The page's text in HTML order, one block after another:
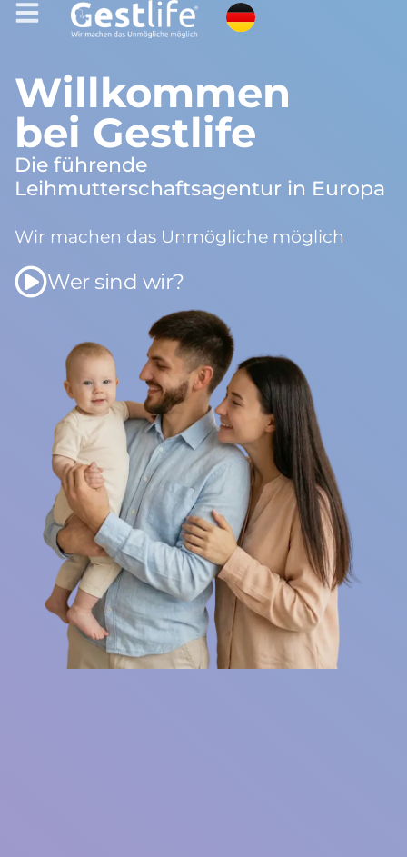
Willkommen
bei Gestlife
Die führende
Leihmutterschaftsagentur in Europa
Wir machen das Unmögliche möglich
Wer sind wir?